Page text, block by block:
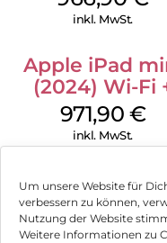
Um unsere Website für
verbessern zu können,
Nutzung der Website
Weitere Informationen zu
inkl. MwSt.
Apple iPad
(2024) Wi-Fi
Cellular 128 GB
Space Grau
971,90 €
inkl. MwSt.
Impressum